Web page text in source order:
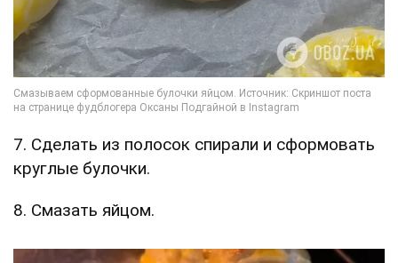
7. Сделать из полосок спирали и сформовать
круглые булочки.
8. Смазать яйцом.